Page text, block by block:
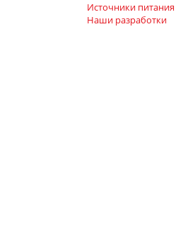
Источники питания
Наши разработки